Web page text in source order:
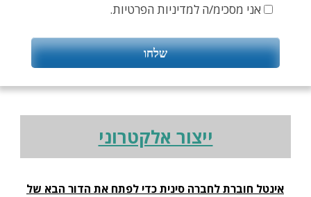
אני מסכימ/ה למדיניות הפרטיות.
ייצור אלקטרוני
אינטל חוברת לחברה סינית כדי לפתח את הדור הבא של